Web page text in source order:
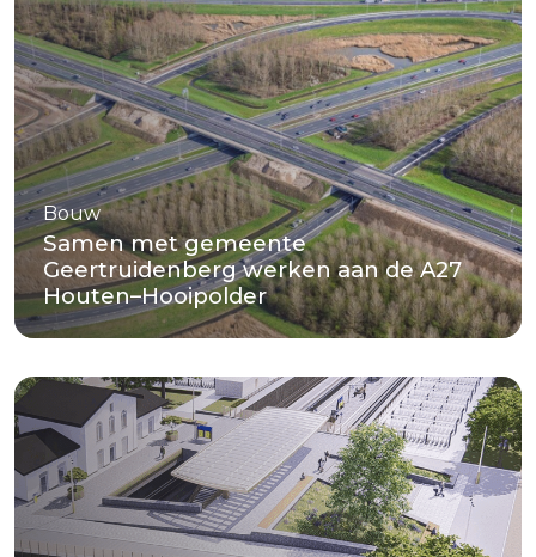
Bouw
Samen met gemeente
Geertruidenberg werken aan de A27
Houten–Hooipolder